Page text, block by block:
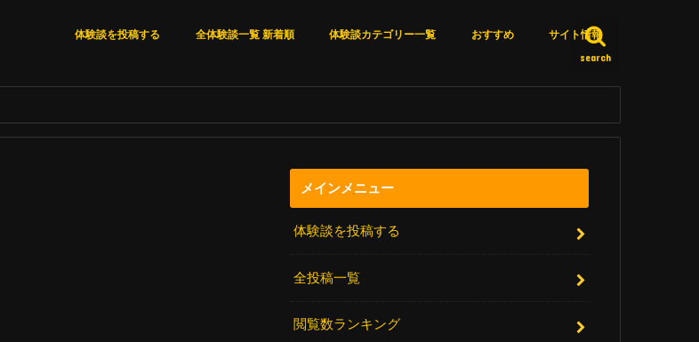
search
体験談を投稿する 全体験談一覧 新着順 体験談カテゴリー一覧 おすすめ サイト情報
メインメニュー
体験談を投稿する
全投稿一覧
閲覧数ランキング